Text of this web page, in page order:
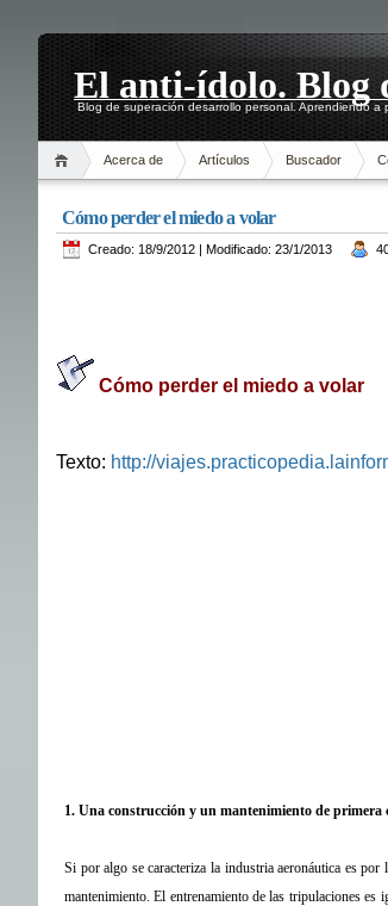
El anti-ídolo. Blog
Blog de superación desarrollo personal. Aprendiendo a
Acerca de Artículos Buscador
Cómo perder el miedo a volar
Creado: 18/9/2012 | Modificado: 23/1/2013
Cómo perder el miedo a volar
Texto: http://
1. Una construcción y un mantenimiento de primera
Si por algo se caracteriza la industria aeronáutica es
mantenimiento. El entrenamiento de las tripulaciones es